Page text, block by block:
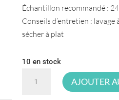
Échantillon recommandé :
Conseils d’entretien : lavage
sécher à plat
10 en stock
AJOUTER